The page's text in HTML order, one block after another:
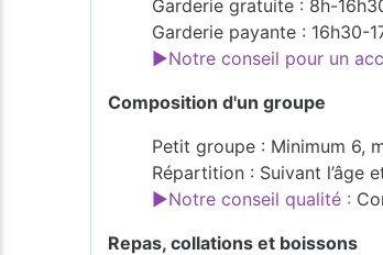
Garderie gratuite : 8h-
Garderie payante : 16h30-
►Notre conseil pour un
Composition d'un groupe
Petit groupe : Minimum 6,
Répartition : Suivant l’âge
►Notre conseil qualité :
Repas, collations et boissons